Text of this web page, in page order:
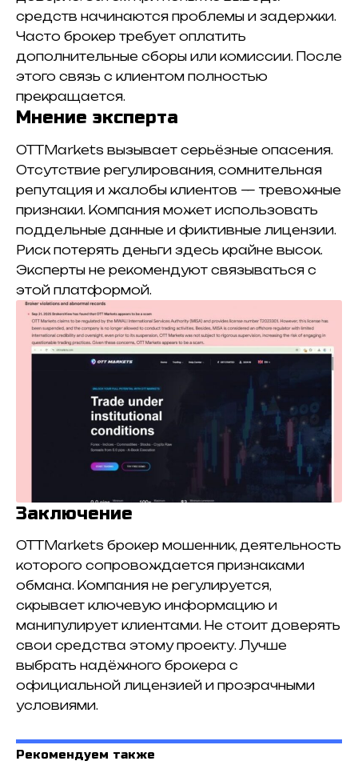
средств начинаются проблемы и задержки.
Часто брокер требует оплатить
дополнительные сборы или комиссии. После
этого связь с клиентом полностью
прекращается.
Мнение эксперта
OTTMarkets вызывает серьёзные опасения.
Отсутствие регулирования, сомнительная
репутация и жалобы клиентов — тревожные
признаки. Компания может использовать
поддельные данные и фиктивные лицензии.
Риск потерять деньги здесь крайне высок.
Эксперты не рекомендуют связываться с
этой платформой.
Заключение
OTTMarkets брокер мошенник, деятельность
которого сопровождается признаками
обмана. Компания не регулируется,
скрывает ключевую информацию и
манипулирует клиентами. Не стоит доверять
свои средства этому проекту. Лучше
выбрать надёжного брокера с
официальной лицензией и прозрачными
условиями.
Рекомендуем также